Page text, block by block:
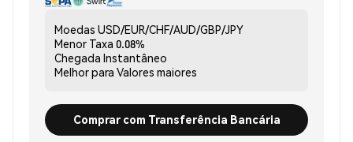
Moedas USD/EUR/CHF/AUD/GBP/JPY
Menor Taxa 0.08%
Chegada Instantâneo
Melhor para Valores maiores
Comprar com Transferência Bancária